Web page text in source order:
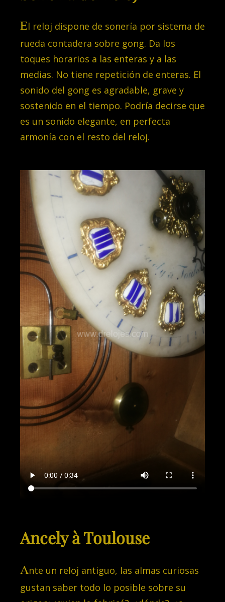
El reloj dispone de sonería por sistema de
rueda contadera sobre gong. Da los
toques horarios a las enteras y a las
medias. No tiene repetición de enteras. El
sonido del gong es agradable, grave y
sostenido en el tiempo. Podría decirse que
es un sonido elegante, en perfecta
armonía con el resto del reloj.
Ancely à Toulouse
Ante un reloj antiguo, las almas curiosas
gustan saber todo lo posible sobre su